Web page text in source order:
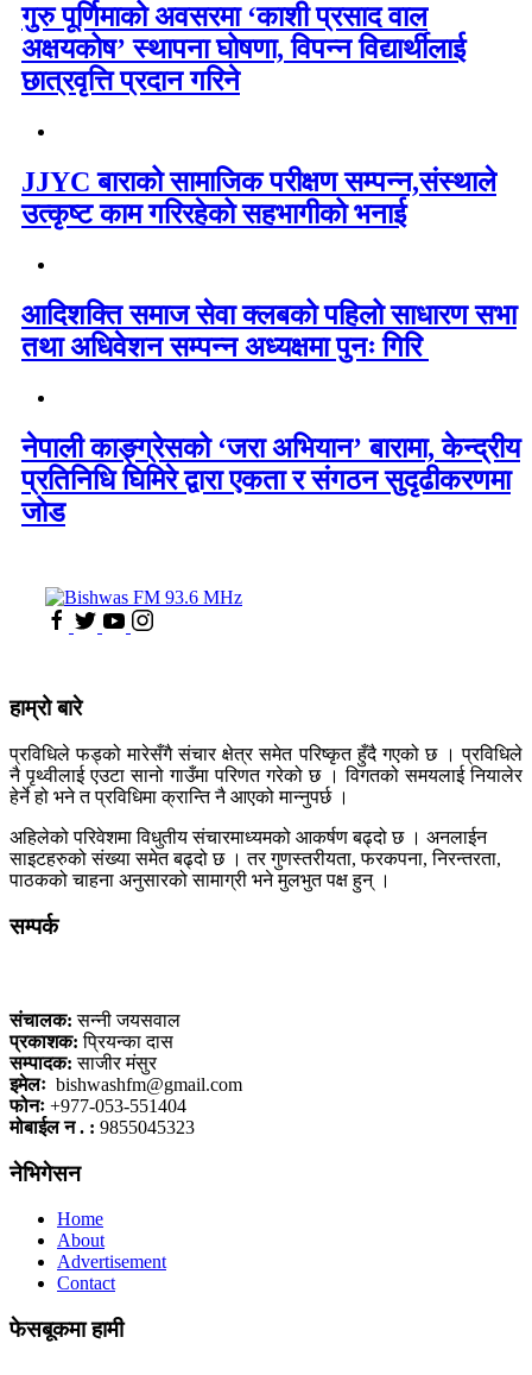
गुरु पूर्णिमाको अवसरमा ‘काशी प्रसाद वाल
अक्षयकोष’ स्थापना घोषणा, विपन्न विद्यार्थीलाई
छात्रवृत्ति प्रदान गरिने
JJYC बाराको सामाजिक परीक्षण सम्पन्न,संस्थाले
उत्कृष्ट काम गरिरहेको सहभागीको भनाई
आदिशक्ति समाज सेवा क्लबको पहिलो साधारण सभा
तथा अधिवेशन सम्पन्न अध्यक्षमा पुनः गिरि
नेपाली काङ्ग्रेसको ‘जरा अभियान’ बारामा, केन्द्रीय
प्रतिनिधि घिमिरे द्वारा एकता र संगठन सुदृढीकरणमा
जोड
हाम्रो बारे
प्रविधिले फड्को मारेसँगै संचार क्षेत्र समेत परिष्कृत हुँदै गएको छ । प्रविधिले
नै पृथ्वीलाई एउटा सानो गाउँमा परिणत गरेको छ । विगतको समयलाई नियालेर
हेर्ने हो भने त प्रविधिमा क्रान्ति नै आएको मान्नुपर्छ ।
अहिलेको परिवेशमा विधुतीय संचारमाध्यमको आकर्षण बढ्दो छ । अनलाईन
साइटहरुको संख्या समेत बढ्दो छ । तर गुणस्तरीयता, फरकपना, निरन्तरता,
पाठकको चाहना अनुसारको सामाग्री भने मुलभुत पक्ष हुन् ।
सम्पर्क
संचालक: सन्नी जयसवाल
प्रकाशक: प्रियन्का दास
सम्पादक: साजीर मंसुर
इमेलः bishwashfm@gmail.com
फोनः +977-053-551404
मोबाईल न . : 9855045323
नेभिगेसन
Home
About
Advertisement
Contact
फेसबूकमा हामी